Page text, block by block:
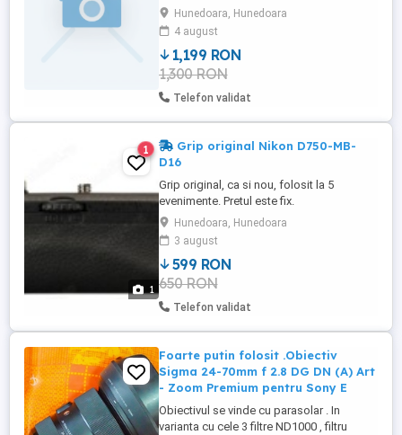
este absolut nou, nu are nici macar o
declansare. A fost cumparat, pentru un
proiect,care nu sa mai derulat, exista si
cutia lui. Cumparat de la f64, exista
factura, acum... este fara garantie, a
expirat... Dar ...
Hunedoara, Hunedoara
4 august
1,199 RON
1,300 RON
Telefon validat
1
1
Grip original Nikon D750-MB-
D16
Grip original, ca si nou, folosit la 5
evenimente. Pretul este fix.
Hunedoara, Hunedoara
3 august
599 RON
650 RON
Telefon validat
Foarte putin folosit .Obiectiv
Sigma 24-70mm f 2.8 DG DN (A) Art
- Zoom Premium pentru Sony E
Obiectivul se vinde cu parasolar . In
varianta cu cele 3 filtre ND1000 , filtru